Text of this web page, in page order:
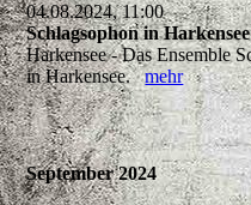
04.08.2024, 11:00
Schlagsophon in Harkensee
Harkensee - Das Ensemble
in Harkensee.mehr
September 2024